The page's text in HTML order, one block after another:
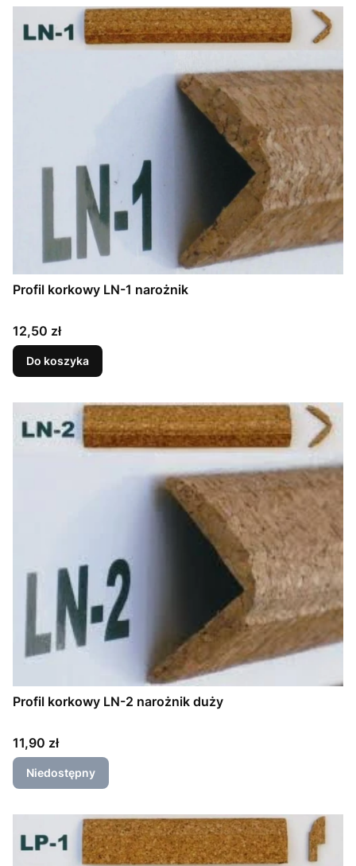
Profil korkowy LN-1 narożnik
Cena
12,50 zł
Do koszyka
Profil korkowy LN-2 narożnik duży
Cena
11,90 zł
Niedostępny